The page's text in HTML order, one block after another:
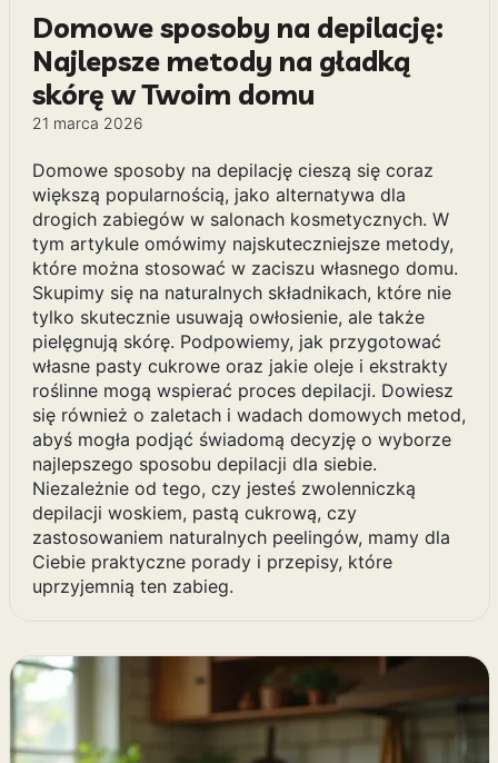
Domowe sposoby na depilację:
Najlepsze metody na gładką
skórę w Twoim domu
21 marca 2026
Domowe sposoby na depilację cieszą się coraz
większą popularnością, jako alternatywa dla
drogich zabiegów w salonach kosmetycznych. W
tym artykule omówimy najskuteczniejsze metody,
które można stosować w zaciszu własnego domu.
Skupimy się na naturalnych składnikach, które nie
tylko skutecznie usuwają owłosienie, ale także
pielęgnują skórę. Podpowiemy, jak przygotować
własne pasty cukrowe oraz jakie oleje i ekstrakty
roślinne mogą wspierać proces depilacji. Dowiesz
się również o zaletach i wadach domowych metod,
abyś mogła podjąć świadomą decyzję o wyborze
najlepszego sposobu depilacji dla siebie.
Niezależnie od tego, czy jesteś zwolenniczką
depilacji woskiem, pastą cukrową, czy
zastosowaniem naturalnych peelingów, mamy dla
Ciebie praktyczne porady i przepisy, które
uprzyjemnią ten zabieg.